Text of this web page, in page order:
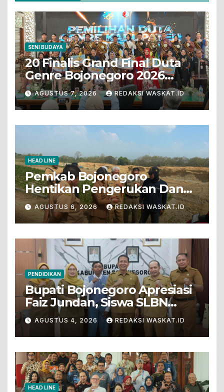
SENI BUDAYA
20 Finalis Grand Final Duta
Genre Bojonegoro 2026
Tunjukkan Bakat Terbaik
AGUSTUS 7, 2026 REDAKSI WASKAT.ID
HEAD LINE
Pemkab Bojonegoro
Hentikan Pengerukan Dan
Penjualan Tanah Dari Lahan
Pertanian
AGUSTUS 6, 2026 REDAKSI WASKAT.ID
PENDIDIKAN
Bupati Bojonegoro Apresiasi
Faiz Jundan, Siswa SLBN
Gunungsari Baureno Masuk
LKS Diksus Tingkat Nasional
AGUSTUS 4, 2026 REDAKSI WASKAT.ID
HEAD LINE